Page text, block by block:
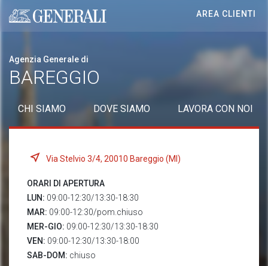
Generali logo
AREA CLIENTI
Agenzia Generale di
BAREGGIO
CHI SIAMO DOVE SIAMO LAVORA CON NOI
Via Stelvio 3/4, 20010 Bareggio (MI)
ORARI DI APERTURA
LUN: 09:00-12:30/13:30-18:30
MAR: 09:00-12:30/pom.chiuso
MER-GIO: 09:00-12:30/13:30-18:30
VEN: 09:00-12:30/13:30-18:00
SAB-DOM: chiuso